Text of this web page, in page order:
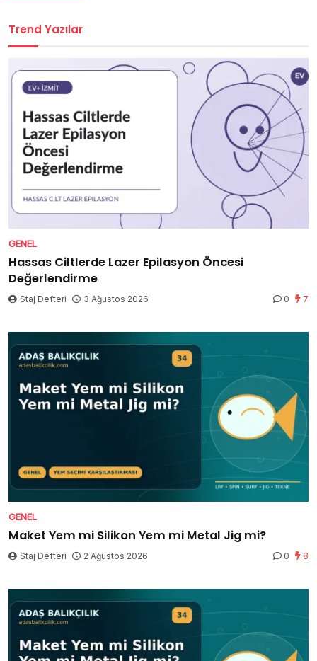
Trend Yazılar
GENEL
Hassas Ciltlerde Lazer Epilasyon Öncesi
Değerlendirme
Staj Defteri 3 Ağustos 2026 0 7
GENEL
Maket Yem mi Silikon Yem mi Metal Jig mi?
Staj Defteri 2 Ağustos 2026 0 8